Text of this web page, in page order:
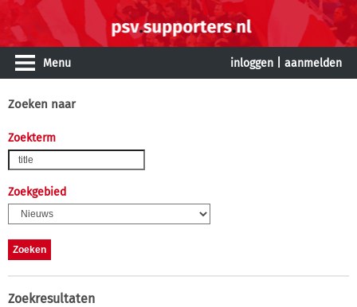
Menu inloggen aanmelden
Zoeken naar
Zoekterm
Zoekgebied
Zoekresultaten